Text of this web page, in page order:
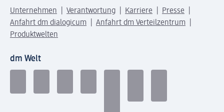
Unternehmen Verantwortung Karriere
Presse
Anfahrt dm dialogicum
Anfahrt dm Verteilzentrum
Produktwelten
dm Welt